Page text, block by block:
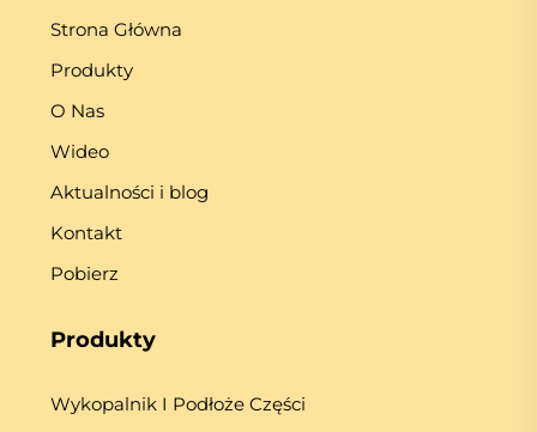
Strona Główna
Produkty
O Nas
Wideo
Aktualności i blog
Kontakt
Pobierz
Produkty
Wykopalnik I Podłoże Części